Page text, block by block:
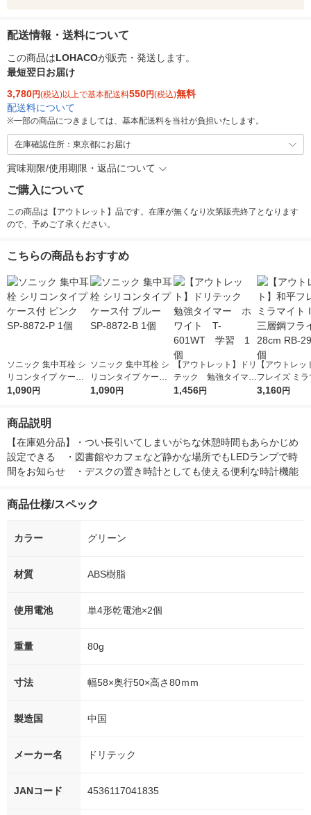
配送情報・送料について
この商品はLOHACOが販売・発送します。
最短翌日お届け
3,780円(税込)以上で基本配送料550円(税込)無料
配送料について
※一部の商品につきましては、基本配送料を当社が負担いたします。
在庫確認住所：東京都にお届け
賞味期限/使用期限・返品について
ご購入について
この商品は【アウトレット】品です。在庫が無くなり次第販売終了となります
ので、予めご了承ください。
こちらの商品もおすすめ
ソニック 集中耳栓 シ
リコンタイプ ケース
付 ピンク SP-8872-P
1,090円
ソニック 集中耳栓 シ
リコンタイプ ケース
付 ブルー SP-8872-B
1,090円
【アウトレット】ドリ
テック 勉強タイマ
ー ホワイト T-601
1,456円
【アウトレッ
フレイズ ミラ
H対応三層鋼
3,160円
商品説明
【在庫処分品】・つい長引いてしまいがちな休憩時間もあらかじめ
設定できる　・図書館やカフェなど静かな場所でもLEDランプで時
間をお知らせ　・デスクの置き時計としても使える便利な時計機能
商品仕様/スペック
カラー グリーン
材質 ABS樹脂
使用電池 単4形乾電池×2個
重量 80g
寸法 幅58×奥行50×高さ80ｍm
製造国 中国
メーカー名 ドリテック
JANコード 4536117041835